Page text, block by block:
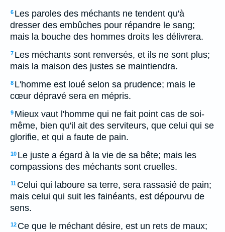
6 Les paroles des méchants ne tendent qu'à
dresser des embûches pour répandre le sang;
mais la bouche des hommes droits les délivrera.
7 Les méchants sont renversés, et ils ne sont plus;
mais la maison des justes se maintiendra.
8 L'homme est loué selon sa prudence; mais le
cœur dépravé sera en mépris.
9 Mieux vaut l'homme qui ne fait point cas de soi-
même, bien qu'il ait des serviteurs, que celui qui se
glorifie, et qui a faute de pain.
10 Le juste a égard à la vie de sa bête; mais les
compassions des méchants sont cruelles.
11 Celui qui laboure sa terre, sera rassasié de pain;
mais celui qui suit les fainéants, est dépourvu de
sens.
12 Ce que le méchant désire, est un rets de maux;